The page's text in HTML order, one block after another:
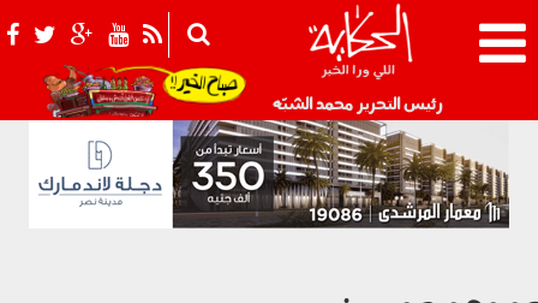
رئيس التحرير محمد الشبّه 021_2.png